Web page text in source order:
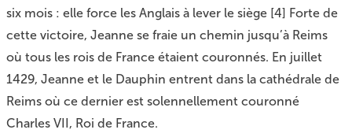
six mois : elle force les Anglais à lever le siège [4] Forte de
cette victoire, Jeanne se fraie un chemin jusqu’à Reims
où tous les rois de France étaient couronnés. En juillet
1429, Jeanne et le Dauphin entrent dans la cathédrale de
Reims où ce dernier est solennellement couronné
Charles VII, Roi de France.